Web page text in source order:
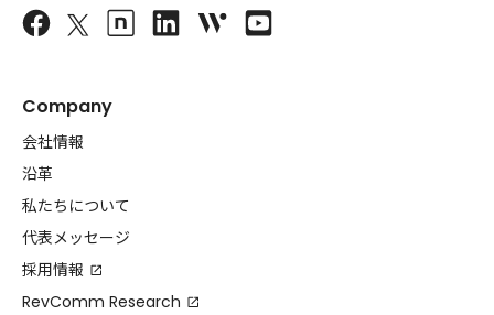
Company
会社情報
沿革
私たちについて
代表メッセージ
採用情報
RevComm Research